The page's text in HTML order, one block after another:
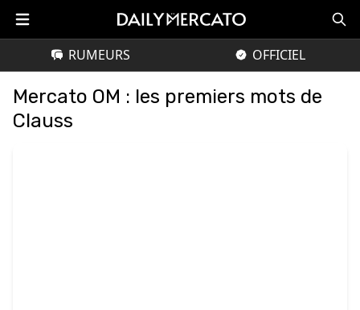
RUMEURS OFFICIEL
Mercato OM : les premiers mots de
Clauss